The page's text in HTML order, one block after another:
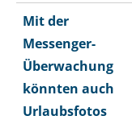
Mit der
Messenger-
Überwachung
könnten auch
Urlaubsfotos